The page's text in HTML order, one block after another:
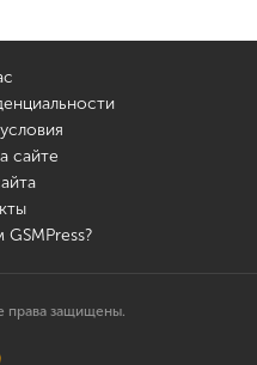
сайте
права защищены.